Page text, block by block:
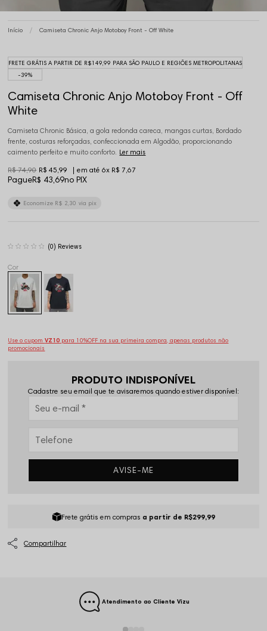
Início Camiseta Chronic Anjo Motoboy Front - Off White
FRETE GRÁTIS A PARTIR DE R$149,99 PARA SÃO PAULO E REGIÕES METROPOLITANAS
39%
Camiseta Chronic Anjo Motoboy Front - Off
White
Camiseta Chronic Básica, a gola redonda careca, mangas curtas, Bordado
frente, costuras reforçadas, confeccionada em Algodão, proporcionando
caimento perfeito e muito conforto. Ler mais
PagueR$ 43,69no PIX
R$ 74,90 R$ 45,99 6x R$ 7,67
Economize R$ 2,30 via pix
(0)
Use o cupomVZ10 para 10%OFF na sua primeira compra, apenas produtos não
promocionais
PRODUTO INDISPONÍVEL
Cadastre seu email que te avisaremos quando estiver disponível:
AVISE-ME
Frete grátis em compras a partir de R$299,99
Atendimento ao Cliente Vizu